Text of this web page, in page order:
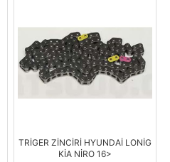
TRİGER ZİNCİRİ HYUNDAİ LONİG
KİA NİRO 16>